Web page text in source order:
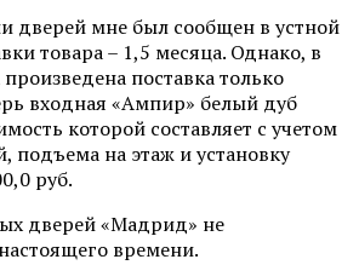
дверей мне был сообщен в устной
товара – 1,5 месяца. Однако, в
поставка только
входная «Ампир» белый дуб
которой составляет с учетом
подъема на этаж и установку
руб.
дверей «Мадрид» не
времени.